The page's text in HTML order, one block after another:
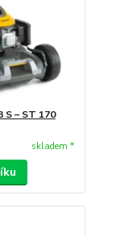
S – ST 170
skladem *